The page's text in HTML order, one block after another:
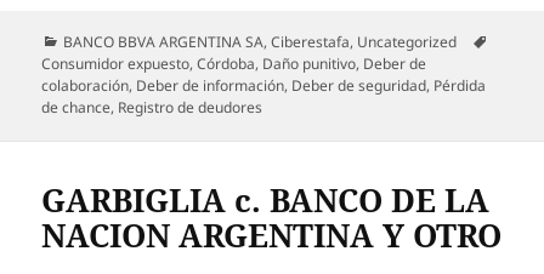
Categorías
BANCO BBVA ARGENTINA SA,Ciberestafa, Uncategorized
Consumidor expuesto,Córdoba, Daño punitivo, Deber de
colaboración, Deber de información, Deber de seguridad, Pérdida
de chance, Registro de deudores
GARBIGLIA c. BANCO DE LA
NACION ARGENTINA Y OTRO